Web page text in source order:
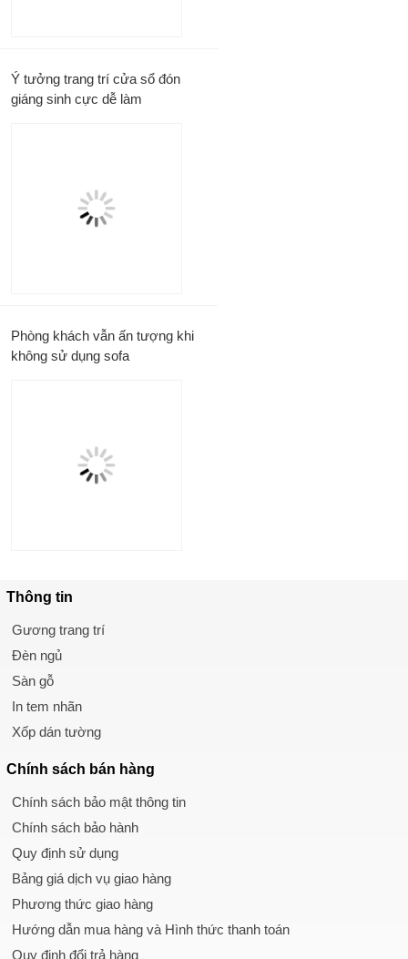
Ý tưởng trang trí cửa sổ đón
giáng sinh cực dễ làm
Phòng khách vẫn ấn tượng khi
không sử dụng sofa
Thông tin
Gương trang trí
Đèn ngủ
Sàn gỗ
In tem nhãn
Xốp dán tường
Chính sách bán hàng
Chính sách bảo mật thông tin
Chính sách bảo hành
Quy định sử dụng
Bảng giá dịch vụ giao hàng
Phương thức giao hàng
Hướng dẫn mua hàng và Hình thức thanh toán
Quy định đổi trả hàng